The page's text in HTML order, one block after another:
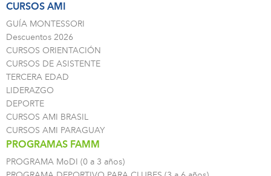
CURSOS AMI
GUÍA MONTESSORI
Descuentos 2026
CURSOS ORIENTACIÓN
CURSOS DE ASISTENTE
TERCERA EDAD
LIDERAZGO
DEPORTE
CURSOS AMI BRASIL
CURSOS AMI PARAGUAY
PROGRAMAS FAMM
PROGRAMA MoDI (0 a 3 años)